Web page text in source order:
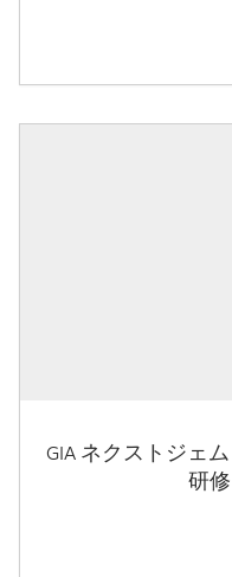
GIA ネクストジェ
研